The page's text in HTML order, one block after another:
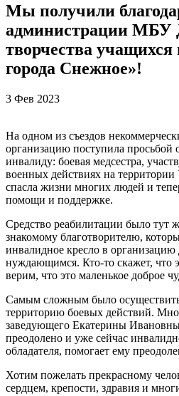
Мы получили
администрации
творчества
города Снежное»!
3 Фев 2023
На одном из съездов
организацию поступила
инвалиду: боевая медсестра,
военных действиях на
спасла жизни многих людей и
помощи и поддержке.
Средство реабилитации было тут
знакомому благотворителю,
инвалидное кресло в
нуждающимся. Кто-то скажет, что
верим, что это маленькое доброе
Самым сложным было
территорию боевых действий.
заведующего Екатерины
преодолено и уже сейчас
обладателя, помогает ему
Хотим пожелать прекрасному
сердцем, крепости, здравия и